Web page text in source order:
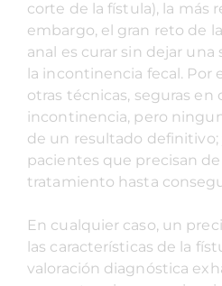
corte de la fístula), la más
embargo, el gran reto de
anal es curar sin dejar una
la incontinencia fecal. Por
otras técnicas, seguras
incontinencia, pero
de un resultado definitivo;
pacientes que precisan
tratamiento hasta
En cualquier caso, un
las características de la
valoración diagnóstica